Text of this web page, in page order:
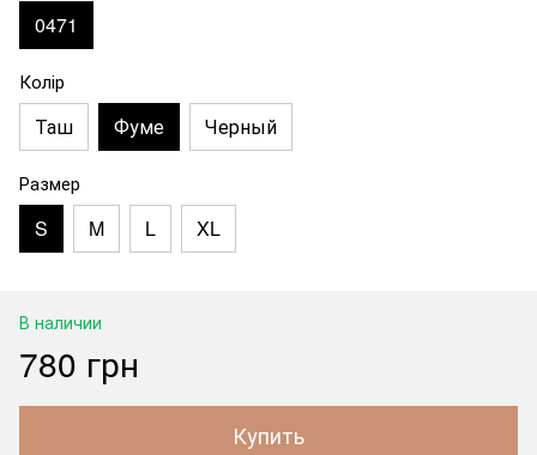
0471
Колір
Таш Фуме Черный
Размер
S M L XL
В наличии
780 грн
Купить